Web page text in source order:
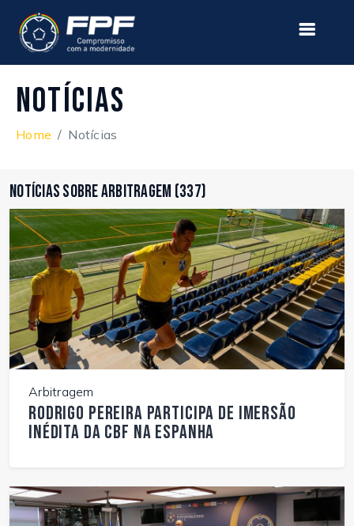
Notícias
Home Notícias
Notícias sobre Arbitragem (337)
Arbitragem
Rodrigo Pereira participa de imersão
inédita da CBF na Espanha